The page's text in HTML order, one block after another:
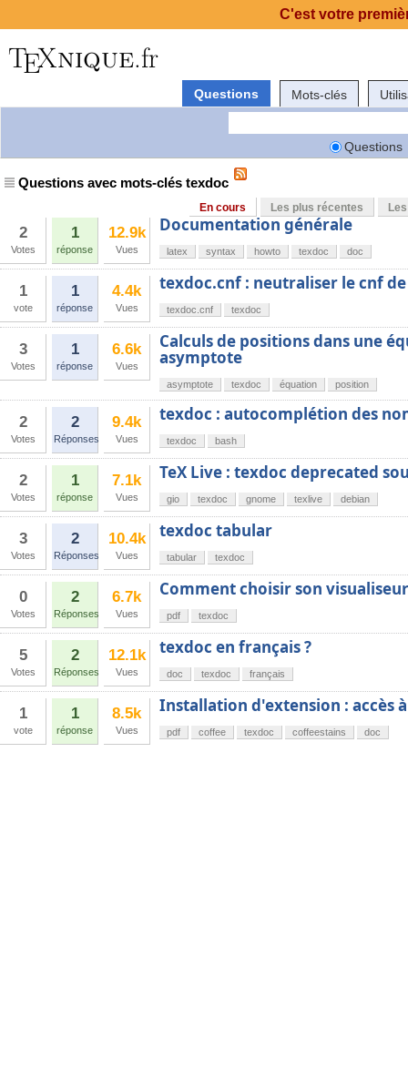
Questions Mots-clés
Questions
Questions avec mots-clés texdoc
En cours Les plus récentes
2
Votes
1
réponse
12.9k
Vues
Documentation générale
latex syntax howto texdoc doc
1
vote
1
réponse
4.4k
Vues
texdoc.cnf : neutraliser le cnf de
texdoc.cnf texdoc
3
Votes
1
réponse
6.6k
Vues
Calculs de positions dans une
asymptote
asymptote texdoc équation position
2
Votes
2
Réponses
9.4k
Vues
texdoc : autocomplétion des
texdoc bash
2
Votes
1
réponse
7.1k
Vues
TeX Live : texdoc deprecated
gio texdoc gnome texlive debian
3
Votes
2
Réponses
10.4k
Vues
texdoc tabular
tabular texdoc
0
Votes
2
Réponses
6.7k
Vues
Comment choisir son
pdf texdoc
5
Votes
2
Réponses
12.1k
Vues
texdoc en français ?
doc texdoc français
1
vote
1
réponse
8.5k
Vues
Installation d'extension : accès
pdf coffee texdoc coffeestains doc
C'est votre